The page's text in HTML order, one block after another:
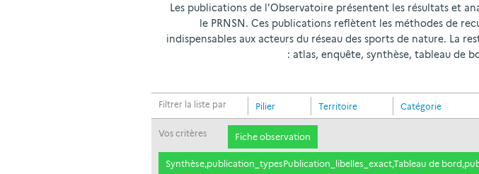
Les publications de l'Observatoire présentent les résultats et
le PRNSN. Ces publications reflètent les méthodes de
indispensables aux acteurs du réseau des sports de nature. La
: atlas, enquête, synthèse, tableau de
Filtrer la liste par Pilier Territoire Catégorie
Vos critères Fiche observation
Synthèse,publication_typesPublication_libelles_exact,Tableau de